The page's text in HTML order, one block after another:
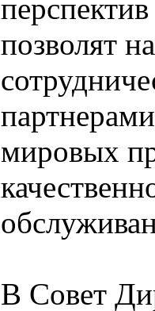
позволят
мировых
В Совет